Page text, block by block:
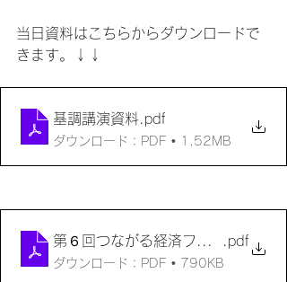
当日資料はこちらからダウンロードで
きます。↓↓
基調講演資料 .pdf
ダウンロード：PDF • 1.52MB
第６回つながる経済フォーラムち
.pdf
ダウンロード：PDF • 790KB